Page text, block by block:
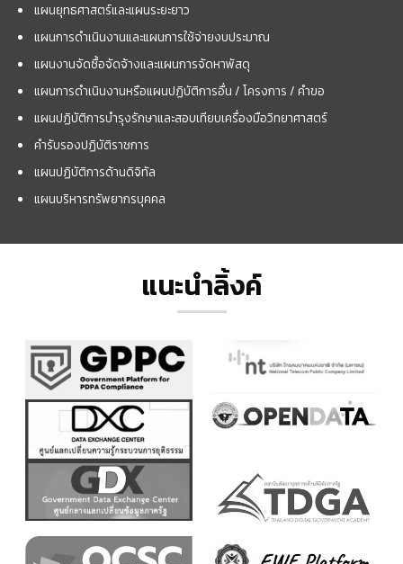
แผนยุทธศาสตร์และแผนระยะยาว
แผนการดำเนินงานและแผนการใช้จ่ายงบประมาณ
แผนงานจัดซื้อจัดจ้างและแผนการจัดหาพัสดุ
แผนการดำเนินงานหรือแผนปฏิบัติการอื่น / โครงการ / คำขอ
แผนปฏิบัติการบำรุงรักษาและสอบเทียบเครื่องมือวิทยาศาสตร์
คำรับรองปฏิบัติราชการ
แผนปฏิบัติการด้านดิจิทัล
แผนบริหารทรัพยากรบุคคล
แนะนำลิ้งค์